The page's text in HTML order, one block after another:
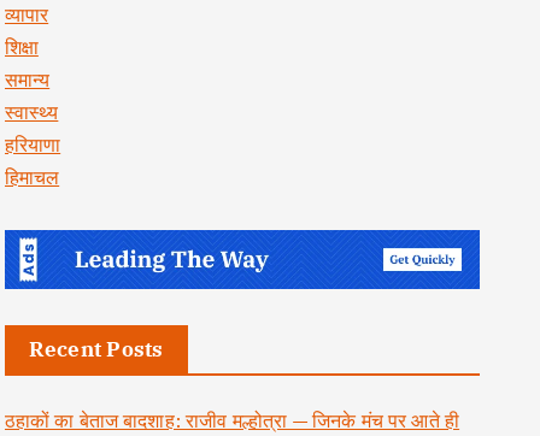
व्यापार
शिक्षा
समान्य
स्वास्थ्य
हरियाणा
हिमाचल
Recent Posts
ठहाकों का बेताज बादशाह: राजीव मल्होत्रा — जिनके मंच पर आते ही